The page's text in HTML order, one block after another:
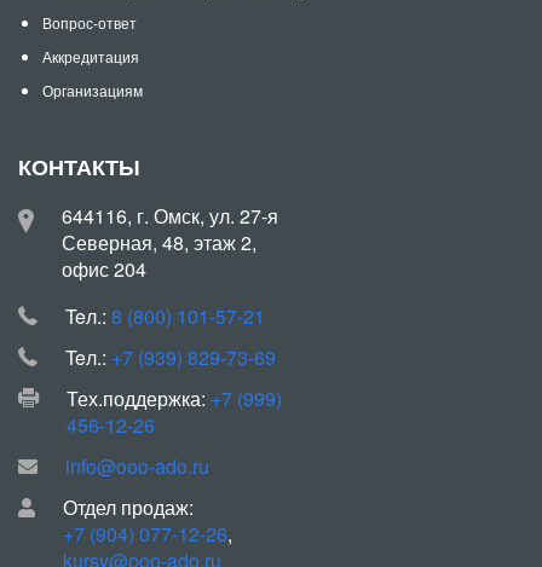
Вопрос-ответ
Аккредитация
Организациям
КОНТАКТЫ
644116, г. Омск, ул. 27-я
Северная, 48, этаж 2,
офис 204
Teл.: 8 (800) 101-57-21
Teл.: +7 (939) 829-73-69
Тех.поддержка: +7 (999)
456-12-26
info@ooo-ado.ru
Отдел продаж:
+7 (904) 077-12-26,
kursy@ooo-ado.ru